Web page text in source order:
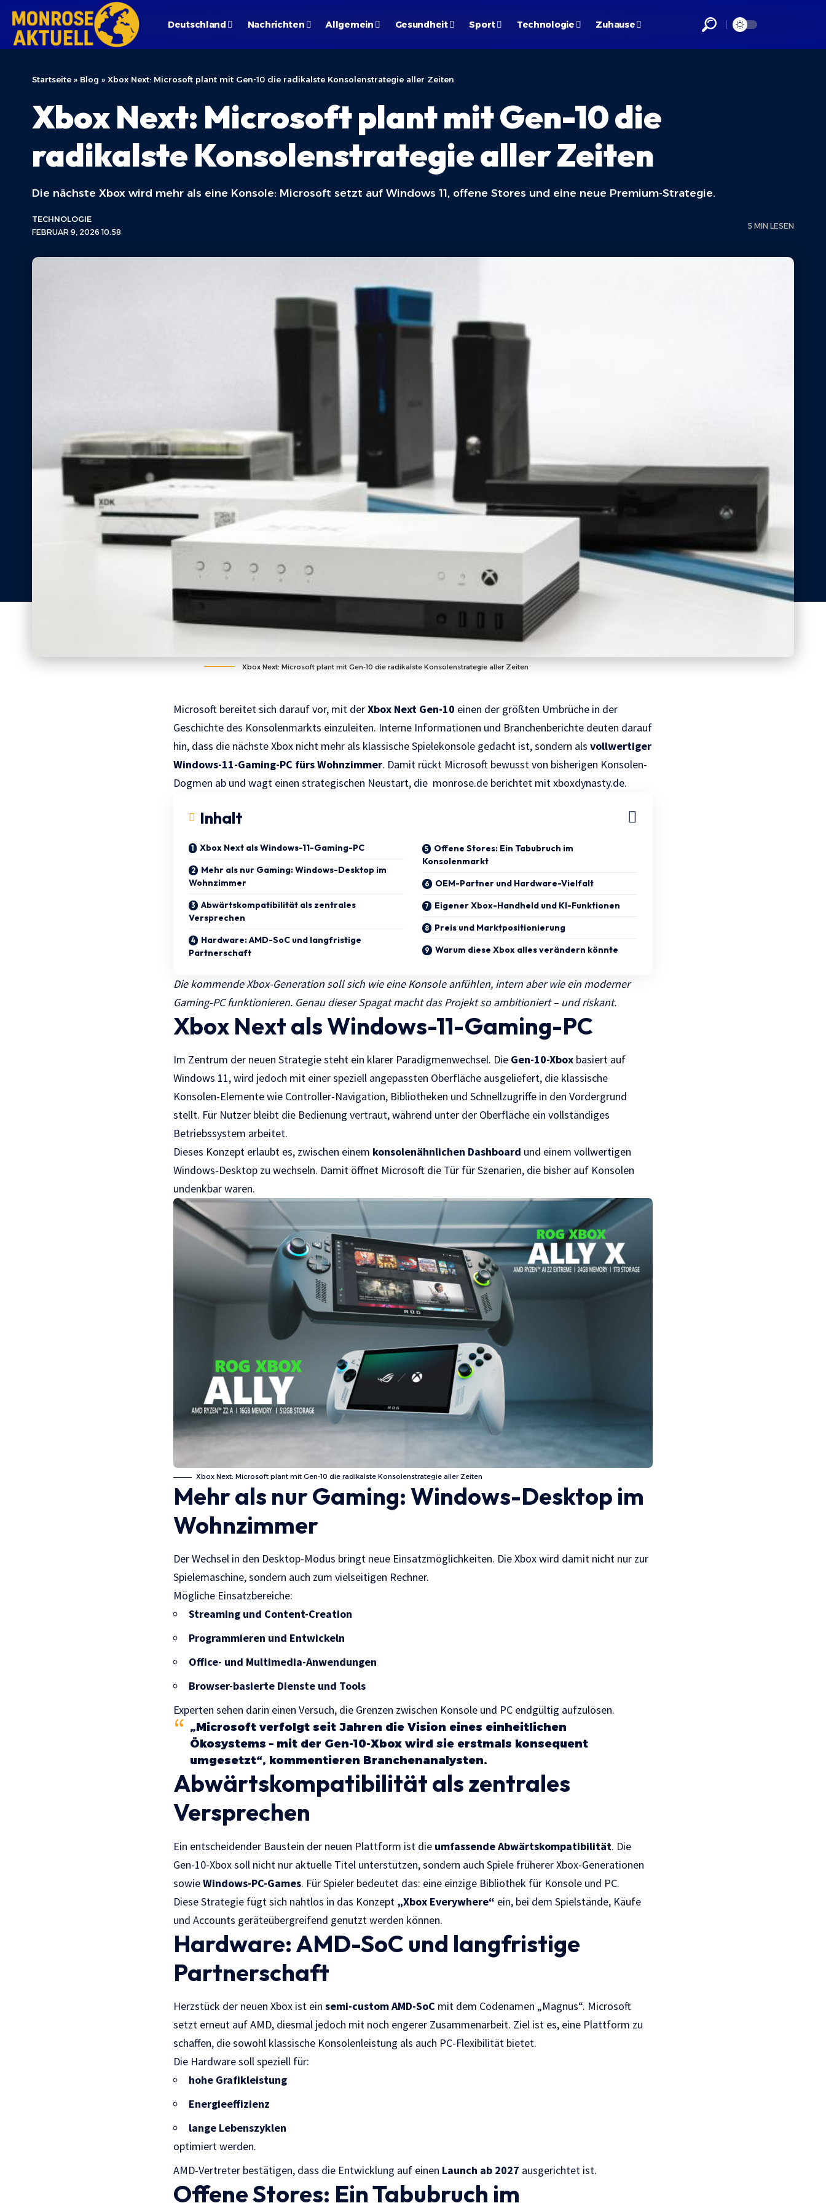
Deutschland Nachrichten Allgemein Gesundheit Sport Technologie Zuhause
Startseite » Blog » Xbox Next: Microsoft plant mit Gen-10 die radikalste Konsolenstrategie aller Zeiten
Xbox Next: Microsoft plant mit Gen-10 die
radikalste Konsolenstrategie aller Zeiten
Die nächste Xbox wird mehr als eine Konsole: Microsoft setzt auf Windows 11, offene Stores und eine neue Premium-Strategie.
FEBRUAR 9, 2026 10:58
TECHNOLOGIE
5 MIN LESEN
Xbox Next: Microsoft plant mit Gen-10 die radikalste Konsolenstrategie aller Zeiten
Microsoft bereitet sich darauf vor, mit derXbox Next Gen-10 einen der größten Umbrüche in der
Geschichte des Konsolenmarkts einzuleiten. Interne Informationen und Branchenberichte deuten darauf
hin, dass die nächste Xbox nicht mehr als klassische Spielekonsole gedacht ist, sondern als vollwertiger
Windows-11-Gaming-PC fürs Wohnzimmer. Damit rückt Microsoft bewusst von bisherigen Konsolen-
Dogmen ab und wagt einen strategischen Neustart, die monrose.de berichtet mitxboxdynasty.de.
Inhalt
Xbox Next als Windows-11-Gaming-PC
Mehr als nur Gaming: Windows-Desktop im
Wohnzimmer
Abwärtskompatibilität als zentrales
Versprechen
Hardware: AMD-SoC und langfristige
Partnerschaft
Offene Stores: Ein Tabubruch im
Konsolenmarkt
OEM-Partner und Hardware-Vielfalt
Eigener Xbox-Handheld und KI-Funktionen
Preis und Marktpositionierung
Warum diese Xbox alles verändern könnte
Die kommende Xbox-Generation soll sich wie eine Konsole anfühlen, intern aber wie ein moderner
Gaming-PC funktionieren. Genau dieser Spagat macht das Projekt so ambitioniert – und riskant.
Xbox Next als Windows-11-Gaming-PC
Im Zentrum der neuen Strategie steht ein klarer Paradigmenwechsel. Die Gen-10-Xbox basiert auf
Windows 11, wird jedoch mit einer speziell angepassten Oberfläche ausgeliefert, die klassische
Konsolen-Elemente wie Controller-Navigation, Bibliotheken und Schnellzugriffe in den Vordergrund
stellt. Für Nutzer bleibt die Bedienung vertraut, während unter der Oberfläche ein vollständiges
Betriebssystem arbeitet.
Dieses Konzept erlaubt es, zwischen einem konsolenähnlichen Dashboard und einem vollwertigen
Windows-Desktop zu wechseln. Damit öffnet Microsoft die Tür für Szenarien, die bisher auf Konsolen
undenkbar waren.
Xbox Next: Microsoft plant mit Gen-10 die radikalste Konsolenstrategie aller Zeiten
Mehr als nur Gaming: Windows-Desktop im
Wohnzimmer
Der Wechsel in den Desktop-Modus bringt neue Einsatzmöglichkeiten. Die Xbox wird damit nicht nur zur
Spielemaschine, sondern auch zum vielseitigen Rechner.
Mögliche Einsatzbereiche:
Streaming und Content-Creation
Programmieren und Entwickeln
Office- und Multimedia-Anwendungen
Browser-basierte Dienste und Tools
Experten sehen darin einen Versuch, die Grenzen zwischen Konsole und PC endgültig aufzulösen.
„Microsoft verfolgt seit Jahren die Vision eines einheitlichen
Ökosystems – mit der Gen-10-Xbox wird sie erstmals konsequent
umgesetzt“, kommentieren Branchenanalysten.
Abwärtskompatibilität als zentrales
Versprechen
Ein entscheidender Baustein der neuen Plattform ist die umfassende Abwärtskompatibilität. Die
Gen-10-Xbox soll nicht nur aktuelle Titel unterstützen, sondern auch Spiele früherer Xbox-Generationen
sowieWindows-PC-Games. Für Spieler bedeutet das: eine einzige Bibliothek für Konsole und PC.
Diese Strategie fügt sich nahtlos in das Konzept „Xbox Everywhere“ ein, bei dem Spielstände, Käufe
und Accounts geräteübergreifend genutzt werden können.
Hardware: AMD-SoC und langfristige
Partnerschaft
Herzstück der neuen Xbox ist ein semi-custom AMD-SoC mit dem Codenamen „Magnus“. Microsoft
setzt erneut auf AMD, diesmal jedoch mit noch engerer Zusammenarbeit. Ziel ist es, eine Plattform zu
schaffen, die sowohl klassische Konsolenleistung als auch PC-Flexibilität bietet.
Die Hardware soll speziell für:
hohe Grafikleistung
Energieeffizienz
lange Lebenszyklen
optimiert werden.
AMD-Vertreter bestätigen, dass die Entwicklung auf einen Launch ab 2027 ausgerichtet ist.
Offene Stores: Ein Tabubruch im